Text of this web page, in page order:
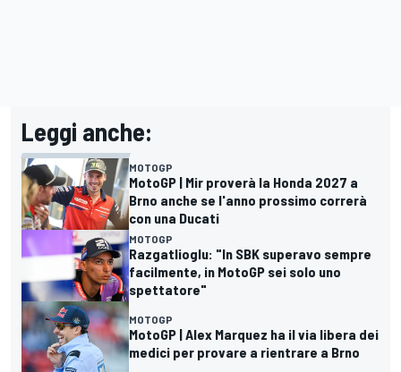
Leggi anche:
MOTOGP
MotoGP | Mir proverà la Honda 2027 a
Brno anche se l'anno prossimo correrà
con una Ducati
MOTOGP
Razgatlioglu: "In SBK superavo sempre
facilmente, in MotoGP sei solo uno
spettatore"
MOTOGP
MotoGP | Alex Marquez ha il via libera dei
medici per provare a rientrare a Brno